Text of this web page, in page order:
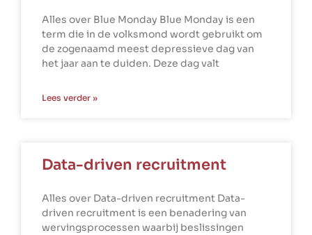
Alles over Blue Monday Blue Monday is een
term die in de volksmond wordt gebruikt om
de zogenaamd meest depressieve dag van
het jaar aan te duiden. Deze dag valt
Lees verder »
Data-driven recruitment
Alles over Data-driven recruitment Data-
driven recruitment is een benadering van
wervingsprocessen waarbij beslissingen